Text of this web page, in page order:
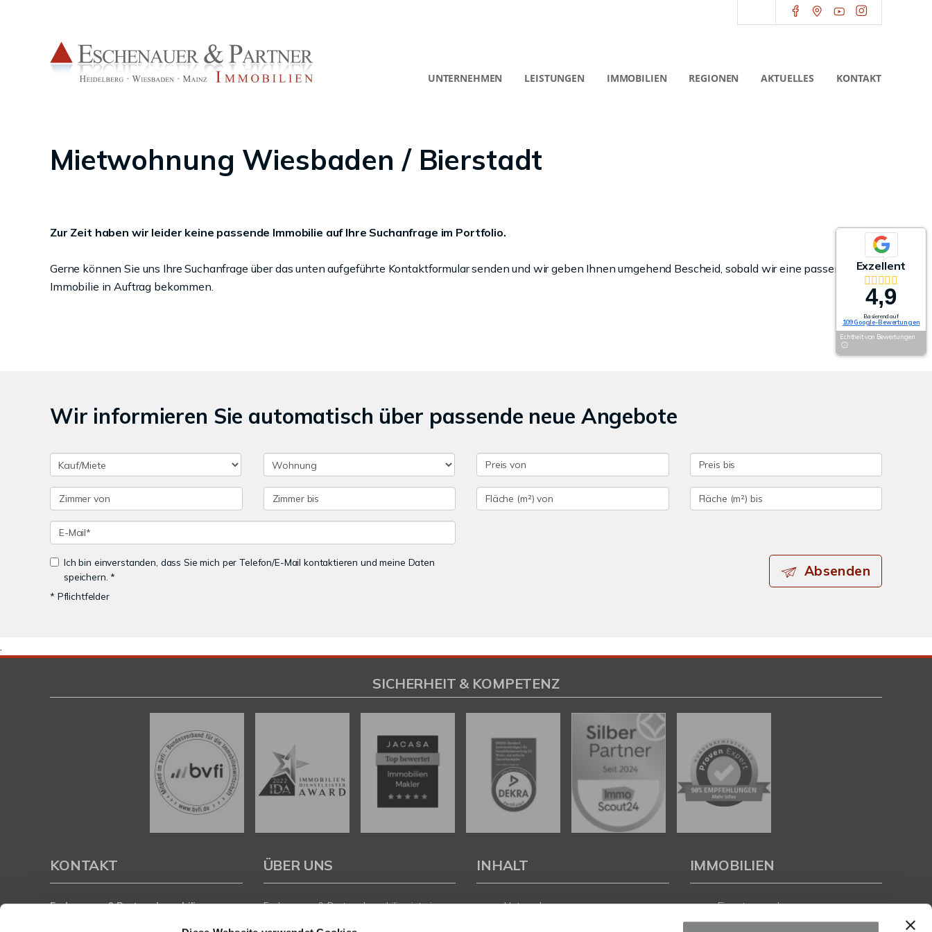
UNTERNEHMEN LEISTUNGEN IMMOBILIEN REGIONEN AKTUELLES KONTAKT
Mietwohnung Wiesbaden / Bierstadt
Zur Zeit haben wir leider keine passende Immobilie auf Ihre Suchanfrage im Portfolio.
Gerne können Sie uns Ihre Suchanfrage über das unten aufgeführte Kontaktformular senden und wir geben Ihnen umgehend Bescheid, sobald wir eine passende
Immobilie in Auftrag bekommen.
Wir informieren Sie automatisch über passende neue Angebote
Ich bin einverstanden, dass Sie mich per Telefon/E-Mail kontaktieren und meine Daten
speichern. *
* Pflichtfelder
Absenden
Exzellent
4,9
Basierend auf
109 Google-Bewertungen
Echtheit von Bewertungen
.
SICHERHEIT & KOMPETENZ
KONTAKT
Eschenauer & Partner Immobilien
ÜBER UNS
Eschenauer & Partner Immobilien ist ein
INHALT
Unternehmen
IMMOBILIEN
Eigentumswohnungen
Häuser zum Kauf